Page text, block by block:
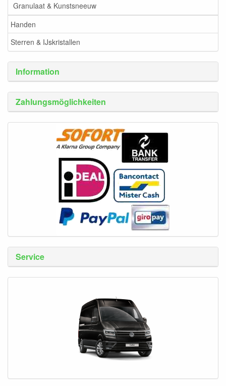
Granulaat & Kunstsneeuw
Handen
Sterren & IJskristallen
Information
Zahlungsmöglichkeiten
Service